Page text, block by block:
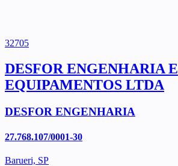
32705
DESFOR ENGENHARIA E
EQUIPAMENTOS LTDA
DESFOR ENGENHARIA
27.768.107/0001-30
Barueri, SP